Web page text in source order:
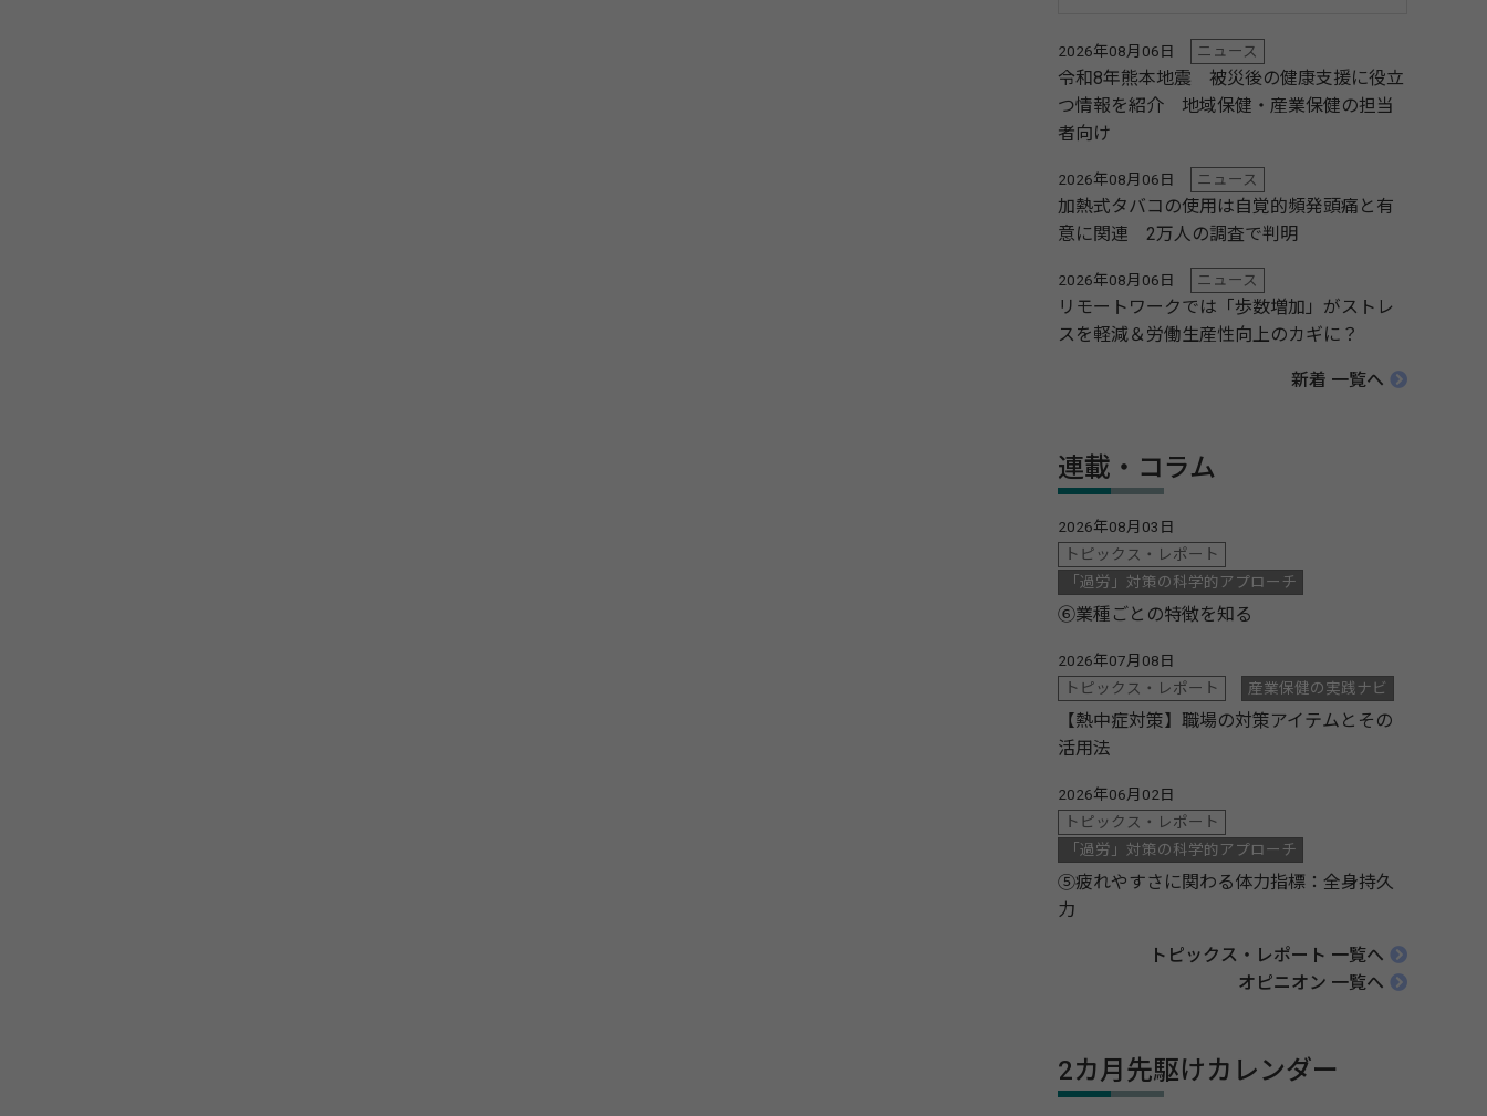
2026年08月06日 ニュース
令和8年熊本地震 被災後の健康支援に役立
つ情報を紹介 地域保健・産業保健の担当
者向け
2026年08月06日 ニュース
加熱式タバコの使用は自覚的頻発頭痛と有
意に関連 2万人の調査で判明
2026年08月06日 ニュース
リモートワークでは「歩数増加」がストレ
スを軽減＆労働生産性向上のカギに？
新着 一覧へ
連載・コラム
2026年08月03日
トピックス・レポート
「過労」対策の科学的アプローチ
⑥業種ごとの特徴を知る
2026年07月08日
トピックス・レポート
産業保健の実践ナビ
【熱中症対策】職場の対策アイテムとその
活用法
2026年06月02日
トピックス・レポート
「過労」対策の科学的アプローチ
⑤疲れやすさに関わる体力指標：全身持久
力
トピックス・レポート 一覧へ
オピニオン 一覧へ
2カ月先駆けカレンダー